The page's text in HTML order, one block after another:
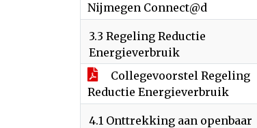
Nijmegen Connect@d
3.3 Regeling Reductie
Energieverbruik
Collegevoorstel Regeling
Reductie Energieverbruik
4.1 Onttrekking aan openbaar